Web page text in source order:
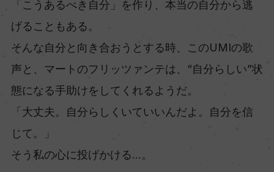
「こうあるべき自分」を作り、本当の自分から逃
げることもある。
そんな自分と向き合おうとする時、このUMIの歌
声と、マートのフリッツァンテは、“自分らしい”状
態になる手助けをしてくれるようだ。
「大丈夫。自分らしくいていいんだよ。自分を信
じて。」
そう私の心に投げかける...。